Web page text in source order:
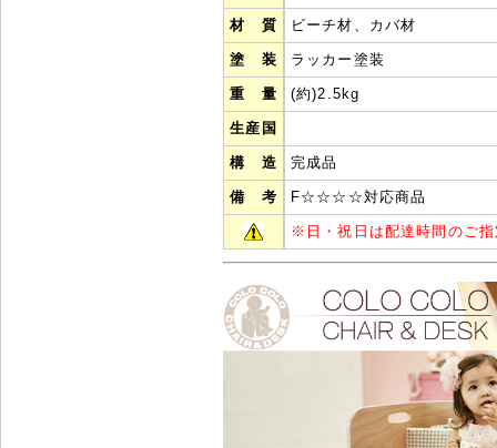
材 質 ビーチ材、カバ材
塗 装 ラッカー塗装
重 量 (約)2.5kg
生産国
構 造 完成品
備 考 F☆☆☆☆対応商品
※ 日・祝日は配達時間のご